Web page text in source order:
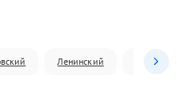
Ленинский